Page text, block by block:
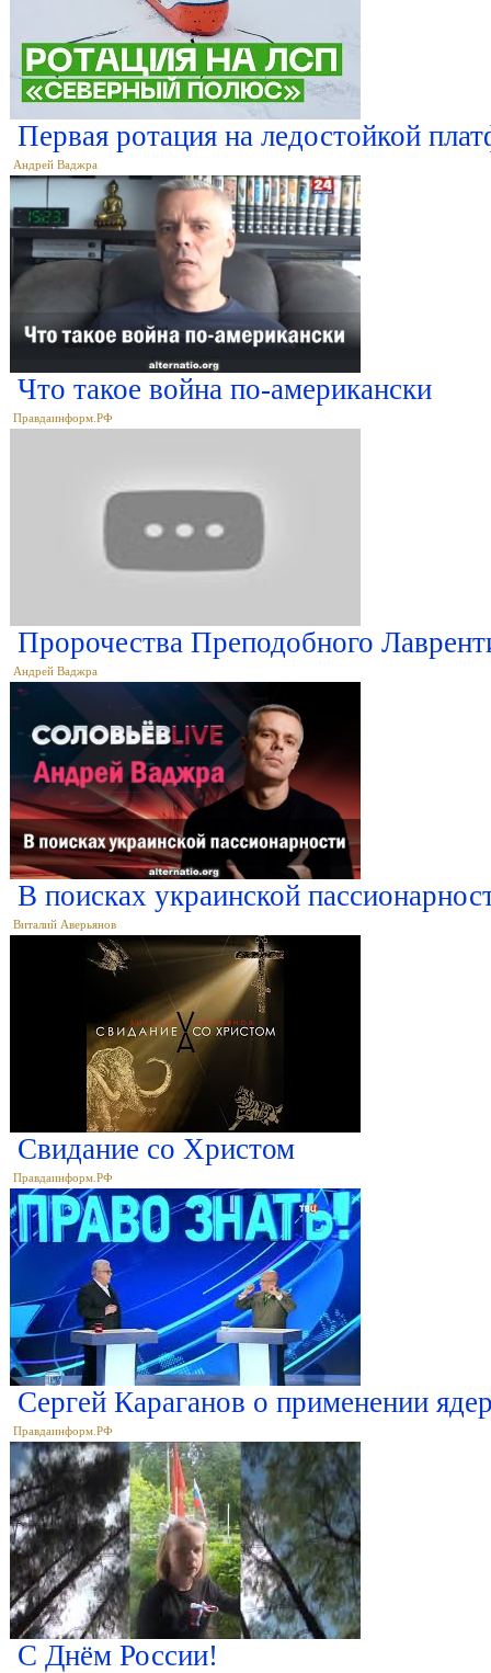
Первая ротация на ледостойкой
Андрей Ваджра
Что такое война по-американски
Правдаинформ.РФ
Пророчества Преподобного
Андрей Ваджра
В поисках украинской
Виталий Аверьянов
Свидание со Христом
Правдаинформ.РФ
Сергей Караганов о применении
Правдаинформ.РФ
С Днём России!